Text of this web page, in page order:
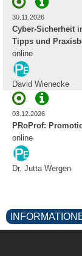
30.11.2026
Cyber-Sicherheit
Tipps und
online
David Wienecke
03.12.2026
PRoProf:
online
Dr. Jutta Wergen